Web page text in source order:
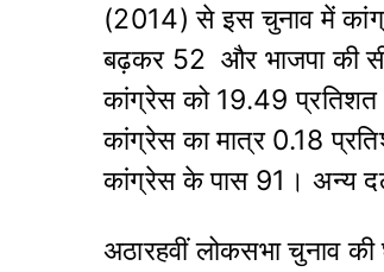
(2014) से इस चुनाव में
बढ़कर 52 और भाजपा की
कांग्रेस को 19.49 प्रतिशत
कांग्रेस का मात्र 0.18
कांग्रेस के पास 91। अन्य
अठारहवीं लोकसभा चुनाव